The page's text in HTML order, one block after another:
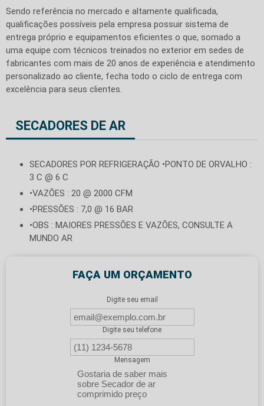
Sendo referência no mercado e altamente qualificada,
qualificações possíveis pela empresa possuir sistema de
entrega próprio e equipamentos eficientes o que, somado a
uma equipe com técnicos treinados no exterior em sedes de
fabricantes com mais de 20 anos de experiência e atendimento
personalizado ao cliente, fecha todo o ciclo de entrega com
excelência para seus clientes.
SECADORES DE AR
SECADORES POR REFRIGERAÇÃO •PONTO DE ORVALHO :
3 C @ 6 C
•VAZÕES : 20 @ 2000 CFM
•PRESSÕES : 7,0 @ 16 BAR
•OBS : MAIORES PRESSÕES E VAZÕES, CONSULTE A
MUNDO AR
FAÇA UM ORÇAMENTO
Digite seu email
Digite seu telefone
Mensagem